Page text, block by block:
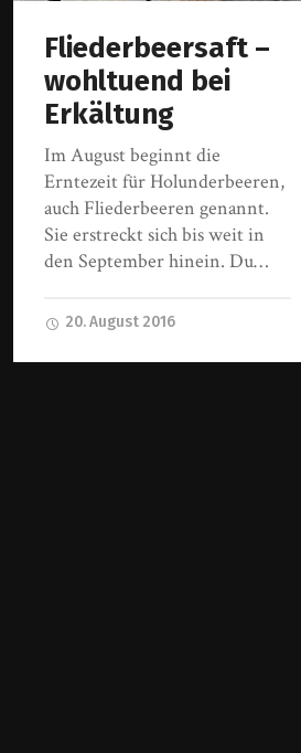
Fliederbeersaft –
wohltuend bei
Erkältung
Im August beginnt die
Erntezeit für Holunderbeeren,
auch Fliederbeeren genannt.
Sie erstreckt sich bis weit in
den September hinein. Du…
20. August 2016